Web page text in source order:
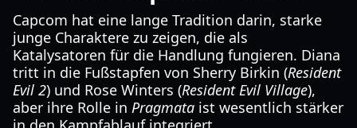
Capcom hat eine lange Tradition darin, starke
junge Charaktere zu zeigen, die als
Katalysatoren für die Handlung fungieren. Diana
tritt in die Fußstapfen von Sherry Birkin (Resident
Evil 2) und Rose Winters (Resident Evil Village),
aber ihre Rolle in Pragmata ist wesentlich stärker